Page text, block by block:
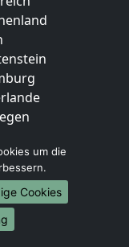
um die
Cookies